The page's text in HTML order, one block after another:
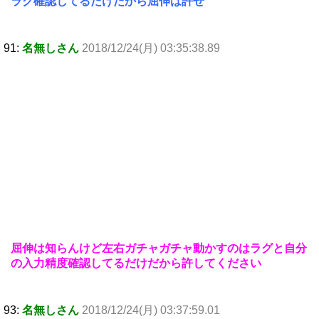
91: 名無しさん 2018/12/24(月) 03:35:38.89
屈伸は知らんけど左右ガチャガチャ動かすのはラグと自分
の入力精度確認してるだけだから許してください
93: 名無しさん 2018/12/24(月) 03:37:59.01